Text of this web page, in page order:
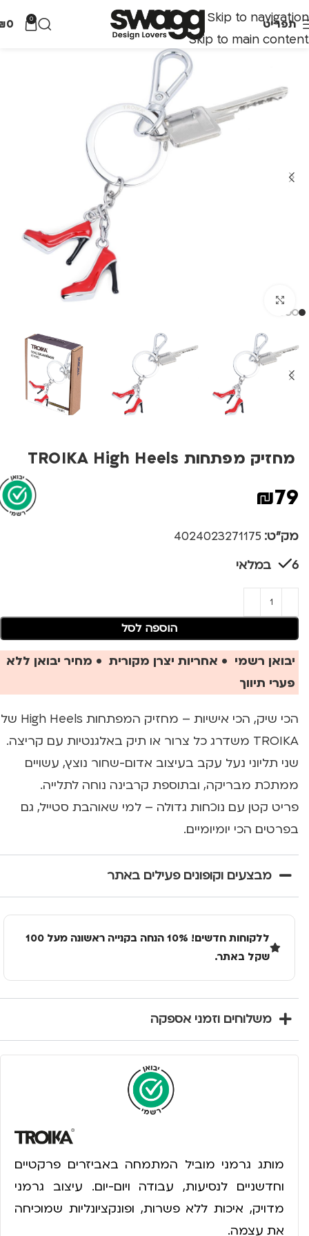
Skip to navigation
Skip to main content
תפריט 0
0
מחזיק מפתחות TROIKA High Heels
₪79
מק"ט:4024023271175
6 במלאי
הוספה לסל
יבואן רשמי • אחריות יצרן מקורית • מחיר יבואן ללא
פערי תיווך
הכי שיק, הכי אישיות – מחזיק המפתחות High Heels של
TROIKA משדרג כל צרור או תיק באלגנטיות עם קריצה.
שני תליוני נעל עקב בעיצוב אדום-שחור נוצץ, עשויים
ממתכת מבריקה, ובתוספת קרבינה נוחה לתלייה.
פריט קטן עם נוכחות גדולה – למי שאוהבת סטייל, גם
בפרטים הכי יומיומיים.
מבצעים וקופונים פעילים באתר
ללקוחות חדשים! 10% הנחה בקנייה ראשונה מעל 100
שקל באתר.
משלוחים וזמני אספקה
מותג גרמני מוביל המתמחה באביזרים פרקטיים
וחדשניים לנסיעות, עבודה ויום-יום. עיצוב גרמני
מדויק, איכות ללא פשרות, ופונקציונליות שמוכיחה
את עצמה.